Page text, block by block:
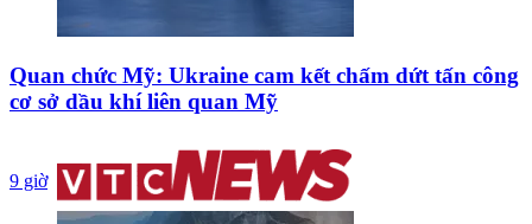
Quan chức Mỹ: Ukraine cam kết chấm dứt tấn công
cơ sở dầu khí liên quan Mỹ
9 giờ